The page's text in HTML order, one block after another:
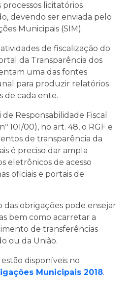
licitatórios
devendo ser enviada pelo
Municipais (SIM).
de fiscalização do
da Transparência dos
uma das fontes
para produzir relatórios
de cada ente.
Responsabilidade Fiscal
101/00), no art. 48, o RGF e
de transparência da
é preciso dar ampla
eletrônicos de acesso
oficiais e portais de
obrigações pode ensejar
bem como acarretar a
de transferências
ou da União.
disponíveis no
Municipais 2018.